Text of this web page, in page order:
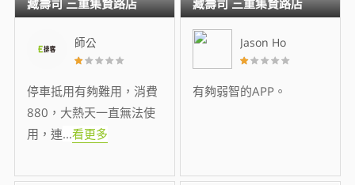
師公
停車抵用有夠難用，消費
880，大熱天一直無法使
用，連...看更多
Jason Ho
有夠弱智的APP。